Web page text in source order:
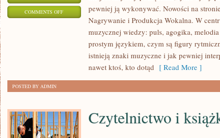
COMMENTS OFFON
pewniej ją wykonywać. Nowości na
Nagrywanie i Produkcja Wokalna. W
muzycznej wiedzy: puls, agogika,
prostym językiem, czym są figury
istnieją znaki muzyczne i jak pewniej
nawet ktoś, kto dotąd [ Read More ]
POSTED BY ADMIN
Czytelnictwo i